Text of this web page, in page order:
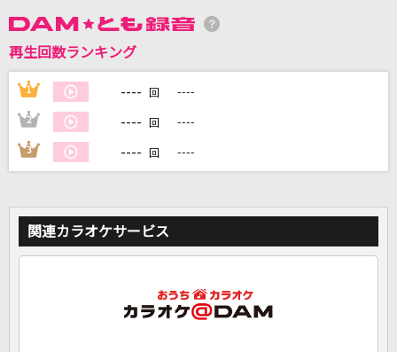
[生音]サクラループ
Chevon
カラオケをもっと楽しもう！
再生回数ランキング
1 ---- 回 ----
2 ---- 回 ----
3 ---- 回 ----
関連カラオケサービス